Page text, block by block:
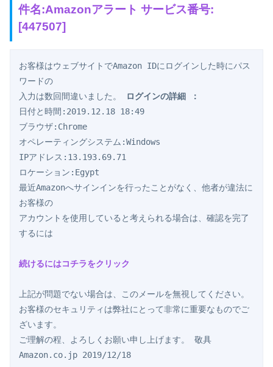
件名:Amazonアラート サービス番号:
[447507]
お客様はウェブサイトでAmazon IDにログインした時にパス
ワードの
入力は数回間違いました。
ログインの詳細 ：
日付と時間:2019.12.18 18:49
ブラウザ:Chrome
オペレーティングシステム:Windows
IPアドレス:13.193.69.71
ロケーション:Egypt
最近Amazonへサインインを行ったことがなく、他者が違法に
お客様の
アカウントを使用していると考えられる場合は、確認を完了
するには
続けるにはコチラをクリック
上記が問題でない場合は、このメールを無視してください。
お客様のセキュリティは弊社にとって非常に重要なものでご
ざいます。
ご理解の程、よろしくお願い申し上げます。 敬具